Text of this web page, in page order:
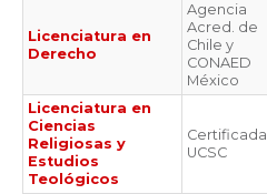
Licenciatura en
Derecho
Agencia
Acred. de
Chile y
CONAED
México
Licenciatura en
Ciencias
Religiosas y
Estudios
Teológicos
Certificada
UCSC